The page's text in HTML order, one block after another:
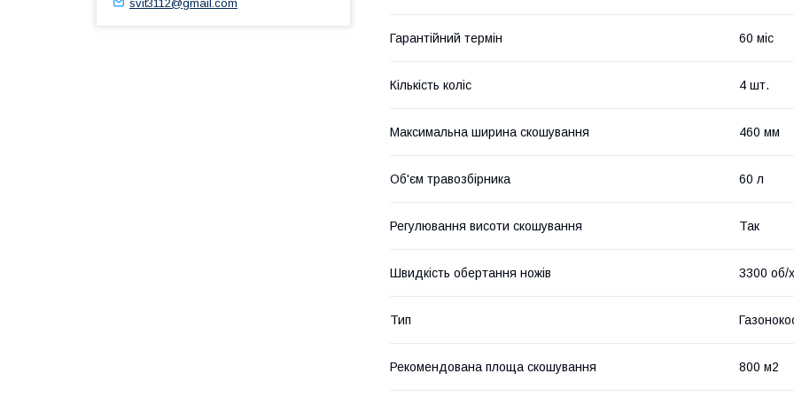
Гарантійний термін 60 міс
Кількість коліс 4 шт.
Максимальна ширина скошування 460 мм
Об'єм травозбірника 60 л
Регулювання висоти скошування Так
Швидкість обертання ножів 3300 об/
Тип
Рекомендована площа скошування 800 м2